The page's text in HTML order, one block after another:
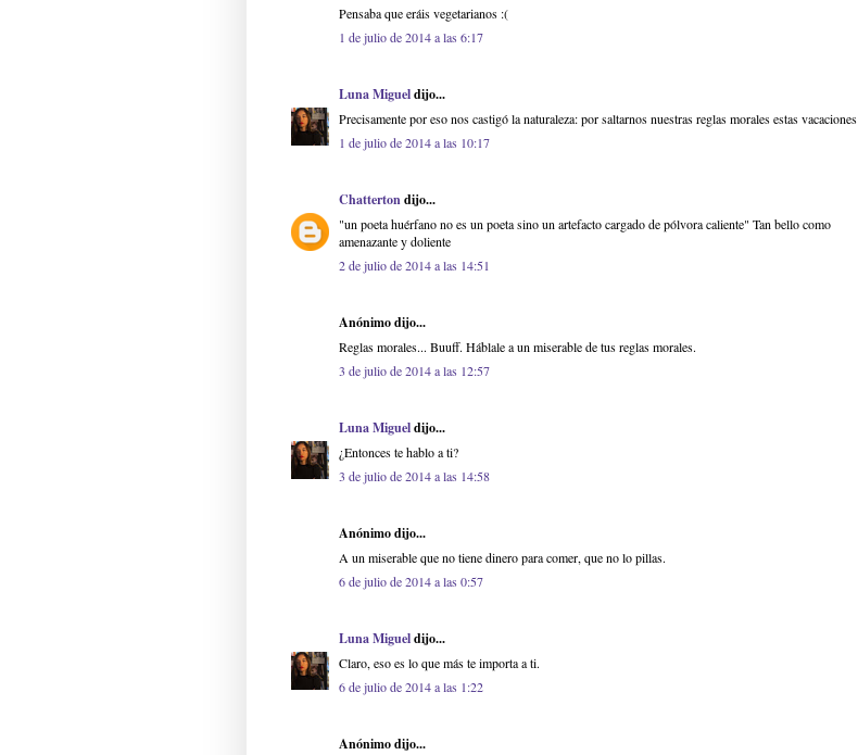
Pensaba que eráis vegetarianos :(
1 de julio de 2014 a las 6:17
Luna Migueldijo...
Precisamente por eso nos castigó la naturaleza: por saltarnos nuestras reglas morales estas vacaciones
1 de julio de 2014 a las 10:17
Chattertondijo...
"un poeta huérfano no es un poeta sino un artefacto cargado de pólvora caliente" Tan bello como
amenazante y doliente
2 de julio de 2014 a las 14:51
Anónimo dijo...
Reglas morales... Buuff. Háblale a un miserable de tus reglas morales.
3 de julio de 2014 a las 12:57
Luna Migueldijo...
¿Entonces te hablo a ti?
3 de julio de 2014 a las 14:58
Anónimo dijo...
A un miserable que no tiene dinero para comer, que no lo pillas.
6 de julio de 2014 a las 0:57
Luna Migueldijo...
Claro, eso es lo que más te importa a ti.
6 de julio de 2014 a las 1:22
Anónimo dijo...